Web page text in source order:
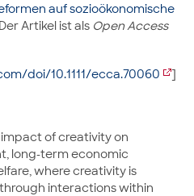
auf sozioökonomische
Artikel ist als Open Access
doi/10.1111/ecca.70060 ]
of creativity on
long-term economic
where creativity is
interactions within